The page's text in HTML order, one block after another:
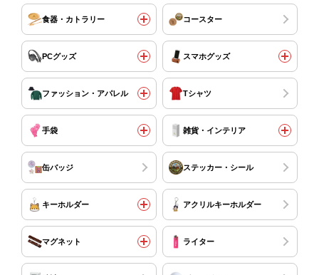
食器・カトラリー コースター
PCグッズ スマホグッズ
ファッション・アパレル Tシャツ
手袋 雑貨・インテリア
缶バッジ ステッカー・シール
キーホルダー アクリルキーホルダー
マグネット ライター